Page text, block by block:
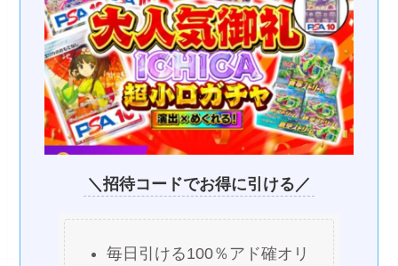
＼招待コードでお得に引ける／
毎日引ける100％アド確オリ